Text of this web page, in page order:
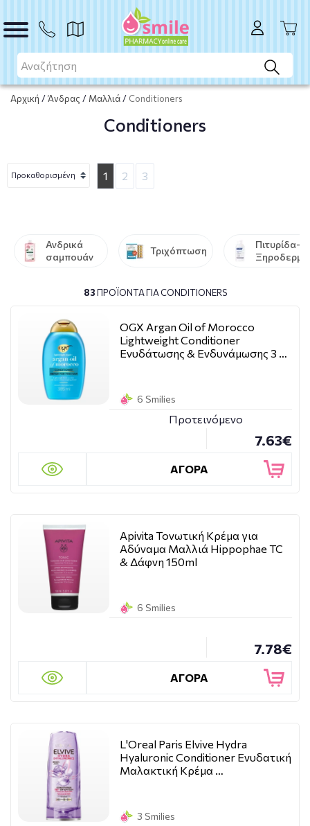
Αρχική /Άνδρας / Μαλλιά / Conditioners
Conditioners
1 2 3
Ανδρικά
σαμπουάν
Τριχόπτωση
Πιτυρίδα-
83ΠΡΟΪΌΝΤΑ ΓΙΑ CONDITIONERS
OGX Argan Oil of Morocco
Lightweight Conditioner
Ενυδάτωσης & Ενδυνάμωσης 3 …
6 Smilies
Προτεινόμενο
7.63€
ΑΓΟΡΑ
Apivita Τονωτική Κρέμα για
Αδύναμα Μαλλιά Hippophae TC
& Δάφνη 150ml
6 Smilies
7.78€
ΑΓΟΡΑ
L'Oreal Paris Elvive Hydra
Hyaluronic Conditioner Ενυδατική
Μαλακτική Κρέμα …
3 Smilies